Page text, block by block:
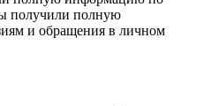
получили полную
и обращения в личном